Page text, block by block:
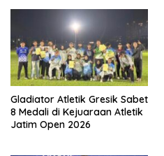
Gladiator Atletik Gresik Sabet
8 Medali di Kejuaraan Atletik
Jatim Open 2026